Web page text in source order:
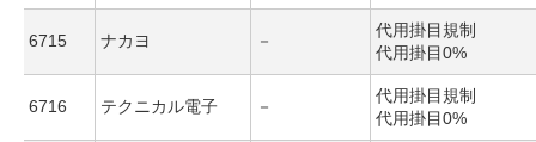
6715 ナカヨ －
代用掛目規制
代用掛目0%
6716 テクニカル電子 －
代用掛目規制
代用掛目0%